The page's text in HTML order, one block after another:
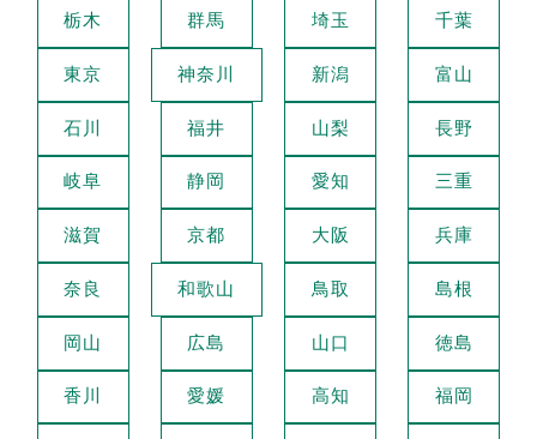
栃木 群馬 埼玉 千葉
東京 神奈川 新潟 富山
石川 福井 山梨 長野
岐阜 静岡 愛知 三重
滋賀 京都 大阪 兵庫
奈良 和歌山 鳥取 島根
岡山 広島 山口 徳島
香川 愛媛 高知 福岡